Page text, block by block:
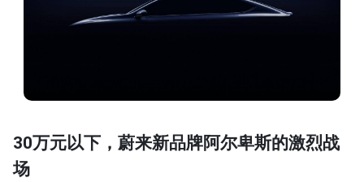
30万元以下，蔚来新品牌阿尔卑斯的激烈战
场